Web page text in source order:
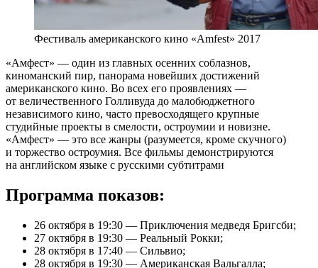
Фестиваль американского кино «Amfest» 2017
«Амфест» — один из главных осенних соблазнов,
киноманский пир, панорама новейших достижений
американского кино. Во всех его проявлениях —
от величественного Голливуда до малобюджетного
независимого кино, часто превосходящего крупные
студийные проекты в смелости, остроумии и новизне.
«Амфест» — это все жанры (разумеется, кроме скучного)
и торжество остроумия. Все фильмы демонстрируются
на английском языке с русскими субтитрами
Программа показов:
26 октября в 19:30 — Приключения медведя Бригсби;
27 октября в 19:30 — Реальный Рокки;
28 октября в 17:40 — Сильвио;
28 октября в 19:30 — Американская Вальгалла;